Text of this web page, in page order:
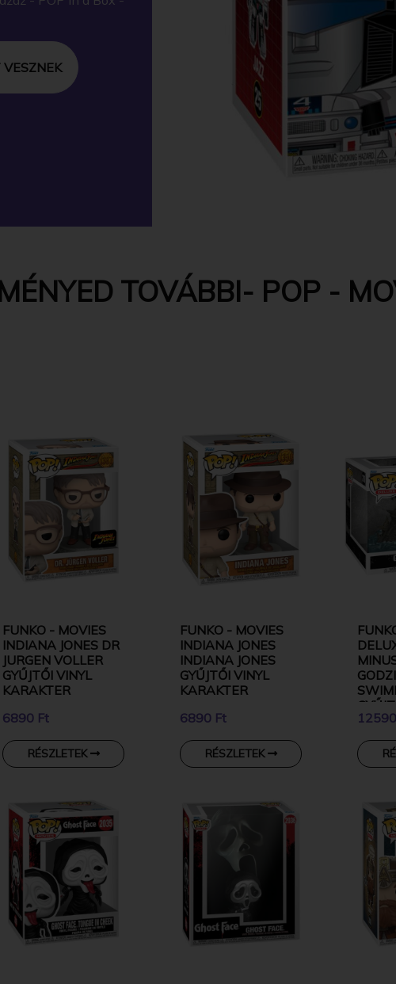
TOVÁBBI- POP -
FUNKO - MOVIES
INDIANA JONES DR
JURGEN VOLLER
GYŰJTŐI VINYL
KARAKTER
6890 Ft
RÉSZLETEK
FUNKO - MOVIES
INDIANA JONES
INDIANA JONES
GYŰJTŐI VINYL
KARAKTER
6890 Ft
RÉSZLETEK